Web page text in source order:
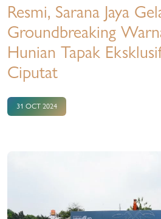
Resmi, Sarana Jaya
Groundbreaking
Hunian Tapak
Ciputat
31 OCT 2024